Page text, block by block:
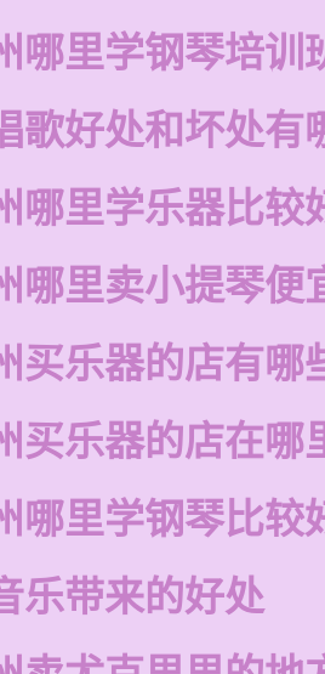
哪里学钢琴培训
歌好处和坏处有
哪里学乐器比较
哪里卖小提琴便
买乐器的店有哪
买乐器的店在哪
哪里学钢琴比较
乐带来的好处